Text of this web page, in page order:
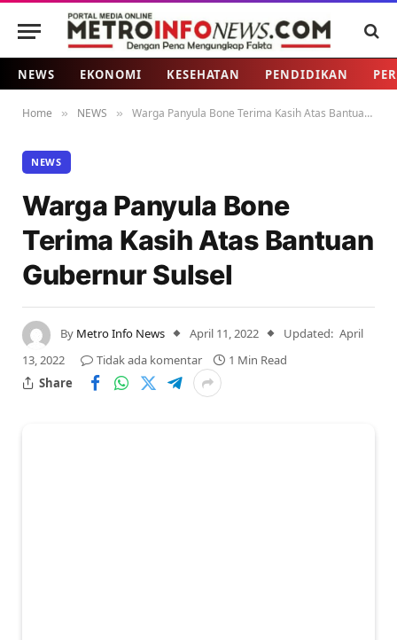
NEWS EKONOMI KESEHATAN PENDIDIKAN
Home » NEWS » Warga Panyula Bone Terima Kasih Atas Bantuan Gubernur Sulsel
NEWS
Warga Panyula Bone
Terima Kasih Atas Bantuan
Gubernur Sulsel
By Metro Info News April 11, 2022 Updated: April
13, 2022
Tidak ada komentar
1 Min Read
Share